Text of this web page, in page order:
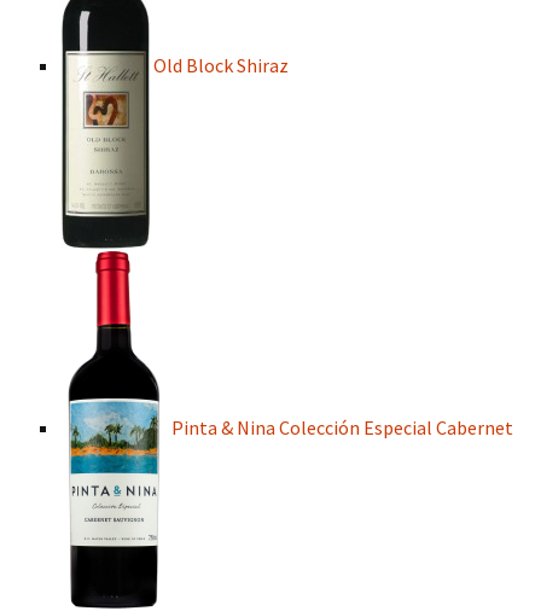
Old Block Shiraz
Pinta & Nina Colección Especial Cabernet